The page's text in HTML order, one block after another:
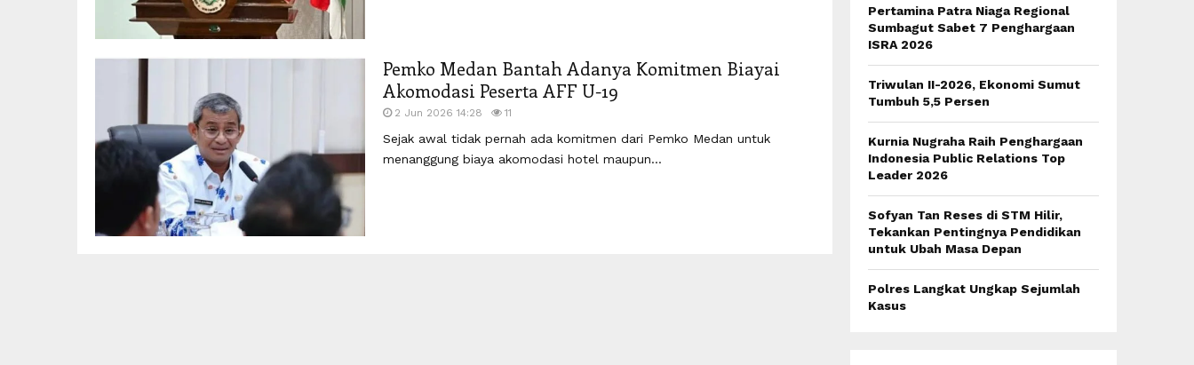
Pemko Medan Bantah Adanya Komitmen Biayai
Akomodasi Peserta AFF U-19
2 Jun 2026 14:28 11
Sejak awal tidak pernah ada komitmen dari Pemko Medan untuk
menanggung biaya akomodasi hotel maupun...
r
:
Pertamina Patra Niaga Regional
Sumbagut Sabet 7 Penghargaan
ISRA 2026
Triwulan II-2026, Ekonomi Sumut
Tumbuh 5,5 Persen
Kurnia Nugraha Raih Penghargaan
Indonesia Public Relations Top
Leader 2026
Sofyan Tan Reses di STM Hilir,
Tekankan Pentingnya Pendidikan
untuk Ubah Masa Depan
Polres Langkat Ungkap Sejumlah
Kasus